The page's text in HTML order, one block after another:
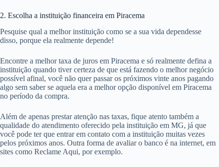
2. Escolha a instituição financeira em Piracema
Pesquise qual a melhor instituição como se a sua vida dependesse
disso, porque ela realmente depende!
Encontre a melhor taxa de juros em Piracema e só realmente defina a
instituição quando tiver certeza de que está fazendo o melhor negócio
possível afinal, você não quer passar os próximos vinte anos pagando
algo sem saber se aquela era a melhor opção disponível em Piracema
no período da compra.
Além de apenas prestar atenção nas taxas, fique atento também a
qualidade do atendimento oferecido pela instituição em MG, já que
você pode ter que entrar em contato com a instituição muitas vezes
pelos próximos anos. Outra forma de avaliar o banco é na internet, em
sites como Reclame Aqui, por exemplo.